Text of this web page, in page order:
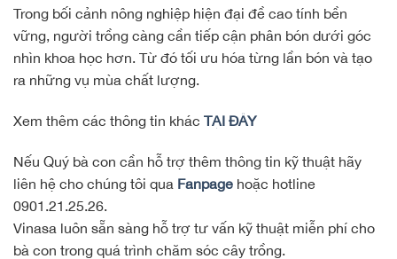
Trong bối cảnh nông nghiệp hiện đại đề cao tính bền
vững, người trồng càng cần tiếp cận phân bón dưới góc
nhìn khoa học hơn. Từ đó tối ưu hóa từng lần bón và tạo
ra những vụ mùa chất lượng.
Xem thêm các thông tin khác TẠI ĐÂY
Nếu Quý bà con cần hỗ trợ thêm thông tin kỹ thuật hãy
liên hệ cho chúng tôi qua Fanpage hoặc hotline
0901.21.25.26.
Vinasa luôn sẵn sàng hỗ trợ tư vấn kỹ thuật miễn phí cho
bà con trong quá trình chăm sóc cây trồng.